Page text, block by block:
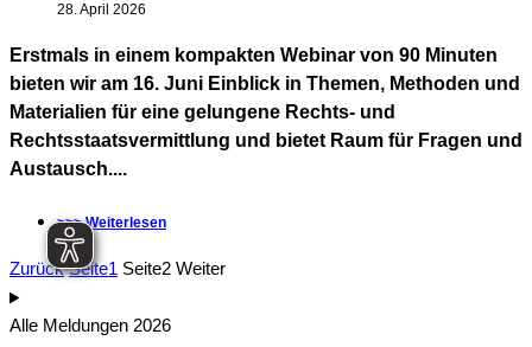
28. April 2026
Erstmals in einem kompakten Webinar von 90 Minuten
bieten wir am 16. Juni Einblick in Themen, Methoden und
Materialien für eine gelungene Rechts- und
Rechtsstaatsvermittlung und bietet Raum für Fragen und
Austausch....
>>> Weiterlesen
Zurück Seite1 Seite2 Weiter
Alle Meldungen 2026